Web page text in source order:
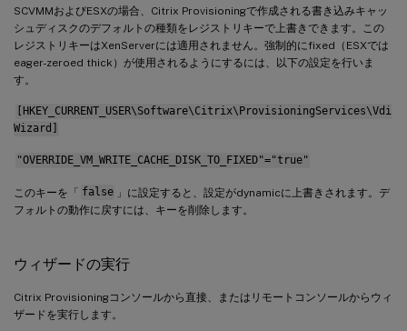
SCVMMおよびESXの場合、Citrix Provisioningで作成される書き込みキャッ
シュディスクのデフォルトの種類をレジストリキーで上書きできます。この
レジストリキーはXenServerには適用されません。強制的にfixed（ESXでは
eager-zeroed thick）が使用されるようにするには、以下の設定を行いま
す。
[HKEY_CURRENT_USER\Software\Citrix\ProvisioningServices\Vdi
Wizard]
"OVERRIDE_VM_WRITE_CACHE_DISK_TO_FIXED"="true"
このキーを「 false 」に設定すると、設定がdynamicに上書きされます。デ
フォルトの動作に戻すには、キーを削除します。
ウィザードの実行
Citrix Provisioningコンソールから直接、またはリモートコンソールからウィ
ザードを実行します。